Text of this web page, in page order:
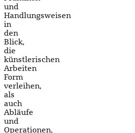
und
Handlungsweisen
in
den
Blick,
die
künstlerischen
Arbeiten
Form
verleihen,
als
auch
Abläufe
und
Operationen,